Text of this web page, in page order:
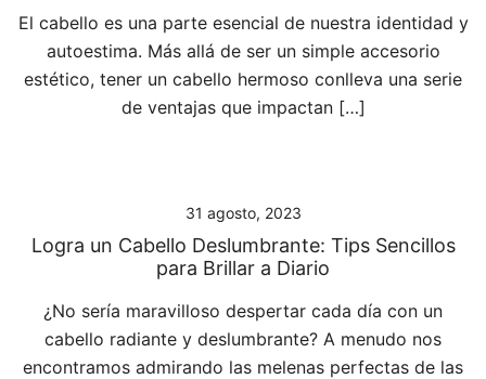
El cabello es una parte esencial de nuestra identidad y
autoestima. Más allá de ser un simple accesorio
estético, tener un cabello hermoso conlleva una serie
de ventajas que impactan […]
31 agosto, 2023
Logra un Cabello Deslumbrante: Tips Sencillos
para Brillar a Diario
¿No sería maravilloso despertar cada día con un
cabello radiante y deslumbrante? A menudo nos
encontramos admirando las melenas perfectas de las